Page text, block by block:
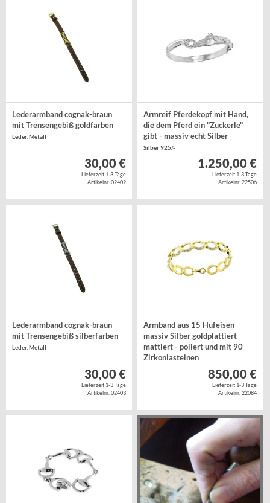
Lederarmband cognak-braun
mit Trensengebiß goldfarben
Leder, Metall
30,00 €
Lieferzeit 1-3 Tage
Artikelnr. 02402
Armreif Pferdekopf mit Hand,
die dem Pferd ein "Zuckerle"
gibt - massiv echt Silber
Silber 925/-
1.250,00 €
Lieferzeit 1-3 Tage
Artikelnr. 22506
Lederarmband cognak-braun
mit Trensengebiß silberfarben
Leder, Metall
30,00 €
Lieferzeit 1-3 Tage
Artikelnr. 02403
Armband aus 15 Hufeisen
massiv Silber goldplattiert
mattiert - poliert und mit 90
Zirkoniasteinen
Silber 925/- goldplattiert850,00 €
Lieferzeit 1-3 Tage
Artikelnr. 22084